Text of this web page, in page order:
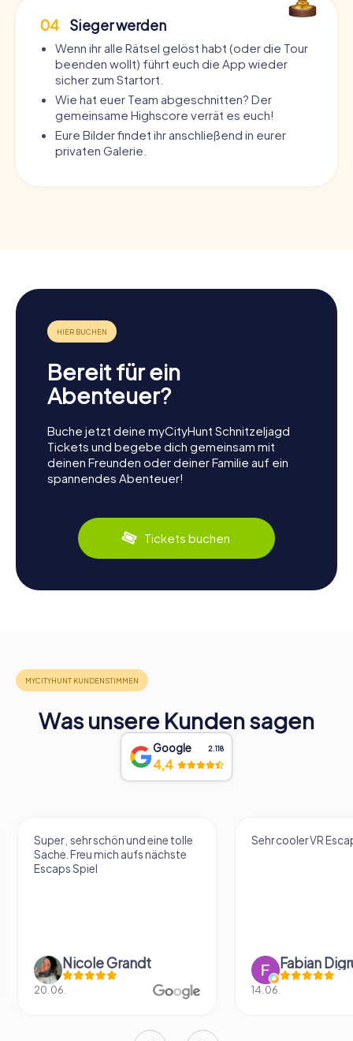
04 Sieger werden
Wenn ihr alle Rätsel gelöst habt (oder die Tour
beenden wollt) führt euch die App wieder
sicher zum Startort.
Wie hat euer Team abgeschnitten? Der
gemeinsame Highscore verrät es euch!
Eure Bilder findet ihr anschließend in eurer
privaten Galerie.
Bereit für ein
Abenteuer?
Buche jetzt deine myCityHunt Schnitzeljagd
Tickets und begebe dich gemeinsam mit
deinen Freunden oder deiner Familie auf ein
spannendes Abenteuer!
Tickets buchen
Was unsere Kunden sagen
Google 2.118
4,4
Sehr cooler VR Escape Room!
Fabian Digruber
14.06.
Es war mal eine
Denise Ro
10.11.